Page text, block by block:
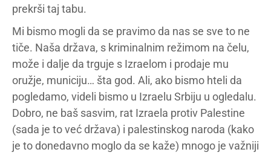
prekrši taj tabu.
Mi bismo mogli da se pravimo da nas se sve to ne
tiče. Naša država, s kriminalnim režimom na čelu,
može i dalje da trguje s Izraelom i prodaje mu
oružje, municiju… šta god. Ali, ako bismo hteli da
pogledamo, videli bismo u Izraelu Srbiju u ogledalu.
Dobro, ne baš sasvim, rat Izraela protiv Palestine
(sada je to već država) i palestinskog naroda (kako
je to donedavno moglo da se kaže) mnogo je važniji